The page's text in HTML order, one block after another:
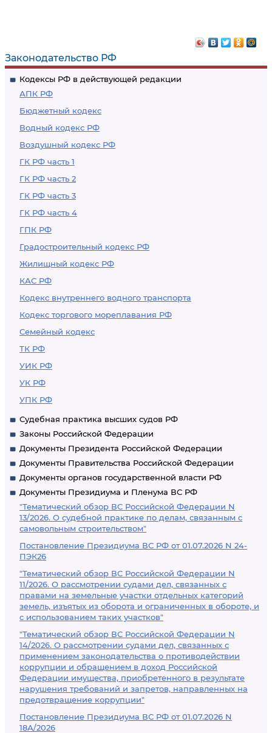
Законодательство РФ
Кодексы РФ в действующей редакции
АПК РФ
Бюджетный кодекс
Водный кодекс РФ
Воздушный кодекс РФ
ГК РФ часть 1
ГК РФ часть 2
ГК РФ часть 3
ГК РФ часть 4
ГПК РФ
Градостроительный кодекс РФ
Жилищный кодекс РФ
КАС РФ
Кодекс внутреннего водного транспорта
Кодекс торгового мореплавания РФ
Семейный кодекс
ТК РФ
УИК РФ
УК РФ
УПК РФ
Судебная практика высших судов РФ
Законы Российской Федерации
Документы Президента Российской Федерации
Документы Правительства Российской Федерации
Документы органов государственной власти РФ
Документы Президиума и Пленума ВС РФ
"Тематический обзор ВС Российской Федерации N
13/2026. О судебной практике по делам, связанным с
самовольным строительством"
Постановление Президиума ВС РФ от 01.07.2026 N 24-
ПЭК26
"Тематический обзор ВС Российской Федерации N
11/2026. О рассмотрении судами дел, связанных с
правами на земельные участки отдельных категорий
земель, изъятых из оборота и ограниченных в обороте, и
с использованием таких участков"
"Тематический обзор ВС Российской Федерации N
14/2026. О рассмотрении судами дел, связанных с
применением законодательства о противодействии
коррупции и обращением в доход Российской
Федерации имущества, приобретенного в результате
нарушения требований и запретов, направленных на
предотвращение коррупции"
Постановление Президиума ВС РФ от 01.07.2026 N
18А/2026